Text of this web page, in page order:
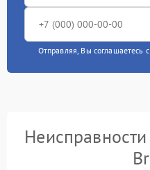
Отправляя, Вы соглашаетесь с